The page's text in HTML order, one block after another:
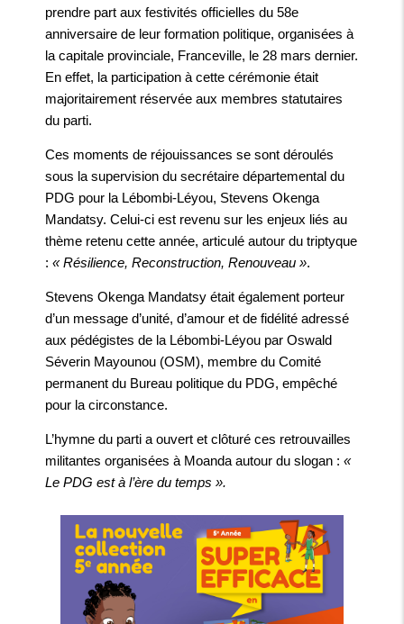
prendre part aux festivités officielles du 58e
anniversaire de leur formation politique, organisées à
la capitale provinciale, Franceville, le 28 mars dernier.
En effet, la participation à cette cérémonie était
majoritairement réservée aux membres statutaires
du parti.
Ces moments de réjouissances se sont déroulés
sous la supervision du secrétaire départemental du
PDG pour la Lébombi-Léyou, Stevens Okenga
Mandatsy. Celui-ci est revenu sur les enjeux liés au
thème retenu cette année, articulé autour du triptyque
: « Résilience, Reconstruction, Renouveau ».
Stevens Okenga Mandatsy était également porteur
d’un message d’unité, d’amour et de fidélité adressé
aux pédégistes de la Lébombi-Léyou par Oswald
Séverin Mayounou (OSM), membre du Comité
permanent du Bureau politique du PDG, empêché
pour la circonstance.
L’hymne du parti a ouvert et clôturé ces retrouvailles
militantes organisées à Moanda autour du slogan : «
Le PDG est à l’ère du temps ».